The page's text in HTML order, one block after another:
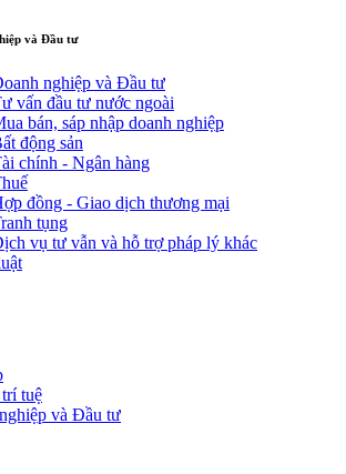
và Đầu tư
nghiệp và Đầu tư
vấn đầu tư nước ngoài
bán, sáp nhập doanh nghiệp
động sản
chính - Ngân hàng
đồng - Giao dịch thương mại
tụng
vụ tư vẫn và hỗ trợ pháp lý khác
tuệ
và Đầu tư